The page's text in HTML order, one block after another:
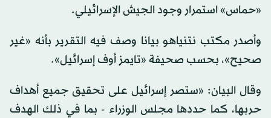
«حماس» استمرار وجود الجيش الإسرائيلي.
وأصدر مكتب نتنياهو بيانا وصف فيه التقرير بأنه «غير
صحيح»، بحسب صحيفة «تايمز أوف إسرائيل».
وقال البيان: «ستصر إسرائيل على تحقيق جميع أهداف
حربها، كما حددها مجلس الوزراء - بما في ذلك الهدف